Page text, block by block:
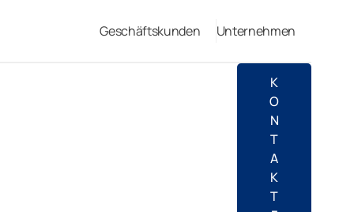
Geschäftskunden Unternehmen
K
O
N
T
A
K
T